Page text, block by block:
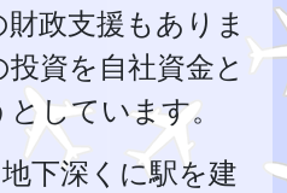
政支援もありま
資を自社資金と
しています。
地下深くに駅を建